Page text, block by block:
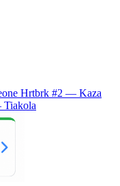
Hrtbrk #2 — Kaza